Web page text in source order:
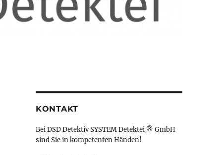
KONTAKT
Bei DSD Detektiv SYSTEM Detektei ® GmbH
sind Sie in kompetenten Händen!